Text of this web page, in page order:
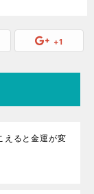
+1
えると金運が変